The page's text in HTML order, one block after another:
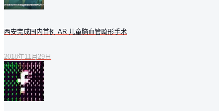
西安完成国内首例 AR 儿童脑血管畸形手术
2018年11月29日